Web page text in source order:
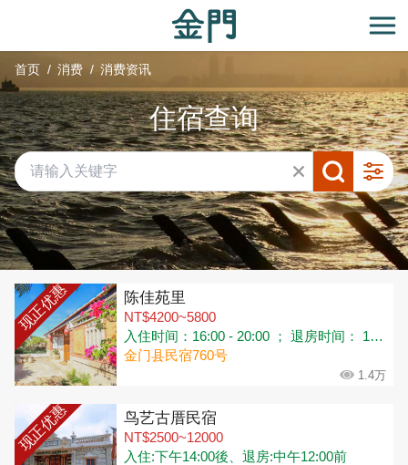
主
要
内
容
区
块
开
首页 消费 消费资讯
住宿查询
共有 315 间店家
现正优惠 陈佳苑里
NT$4200~5800
入住时间：16:00 - 20:00 ； 退房时间： 11:00
金门县民宿760号
1.4万
现正优惠 鸟艺古厝民宿
NT$2500~12000
入住:下午14:00後、退房:中午12:00前